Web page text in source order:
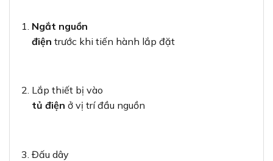
Ngắt nguồn
điện trước khi tiến hành lắp đặt
Lắp thiết bị vào
tủ điện ở vị trí đầu nguồn
Đấu dây